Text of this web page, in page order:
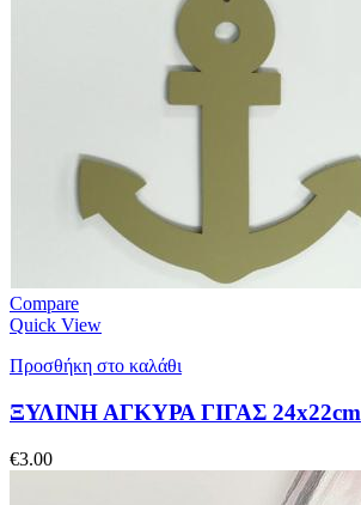
Compare
Quick View
Προσθήκη στο καλάθι
ΞΥΛΙΝΗ ΑΓΚΥΡΑ ΓΙΓΑΣ 24x22cm
€3.00